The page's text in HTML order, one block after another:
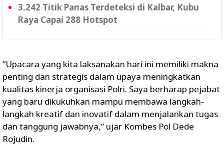
3.242 Titik Panas Terdeteksi di Kalbar, Kubu
Raya Capai 288 Hotspot
“Upacara yang kita laksanakan hari ini memiliki makna
penting dan strategis dalam upaya meningkatkan
kualitas kinerja organisasi Polri. Saya berharap pejabat
yang baru dikukuhkan mampu membawa langkah-
langkah kreatif dan inovatif dalam menjalankan tugas
dan tanggung jawabnya,” ujar Kombes Pol Dede
Rojudin.